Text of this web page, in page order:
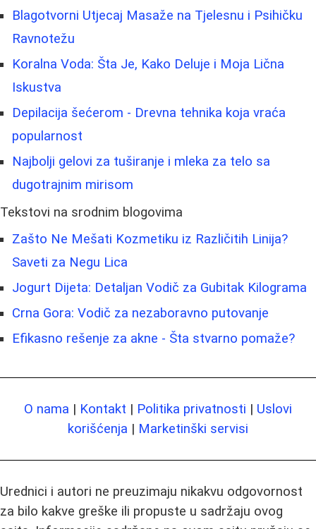
Blagotvorni Utjecaj Masaže na Tjelesnu i Psihičku
Ravnotežu
Koralna Voda: Šta Je, Kako Deluje i Moja Lična
Iskustva
Depilacija šećerom - Drevna tehnika koja vraća
popularnost
Najbolji gelovi za tuširanje i mleka za telo sa
dugotrajnim mirisom
Tekstovi na srodnim blogovima
Zašto Ne Mešati Kozmetiku iz Različitih Linija?
Saveti za Negu Lica
Jogurt Dijeta: Detaljan Vodič za Gubitak Kilograma
Crna Gora: Vodič za nezaboravno putovanje
Efikasno rešenje za akne - Šta stvarno pomaže?
O nama | Kontakt | Politika privatnosti | Uslovi
korišćenja | Marketinški servisi
Urednici i autori ne preuzimaju nikakvu odgovornost
za bilo kakve greške ili propuste u sadržaju ovog